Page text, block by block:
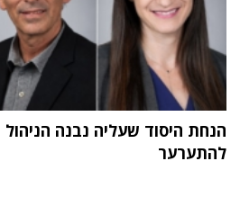
הנחת היסוד שעליה נבנה
להתערער